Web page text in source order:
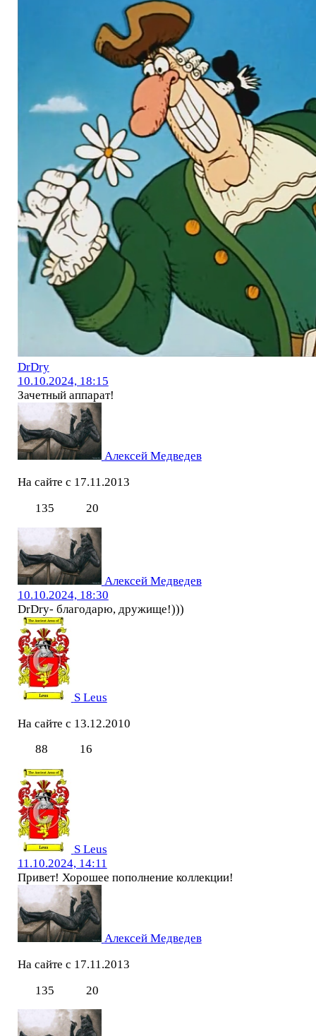
DrDry
10.10.2024, 18:15
Зачетный аппарат!
Алексей Медведев
На сайте с 17.11.2013
135
20
Алексей Медведев
10.10.2024, 18:30
DrDry- благодарю, дружище!)))
S Leus
На сайте с 13.12.2010
88
16
S Leus
11.10.2024, 14:11
Привет! Хорошее пополнение коллекции!
Алексей Медведев
На сайте с 17.11.2013
135
20